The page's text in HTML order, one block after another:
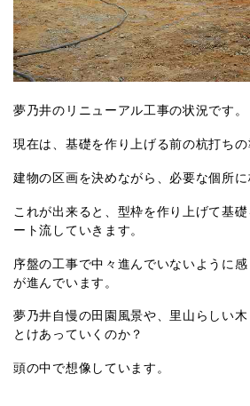
夢乃井のリニューアル工事の状況です。
現在は、基礎を作り上げる前の杭打ちの
建物の区画を決めながら、必要な個所に
これが出来ると、型枠を作り上げて基
ート流していきます。
序盤の工事で中々進んでいないように
が進んでいます。
夢乃井自慢の田園風景や、里山らしい
とけあっていくのか？
頭の中で想像しています。